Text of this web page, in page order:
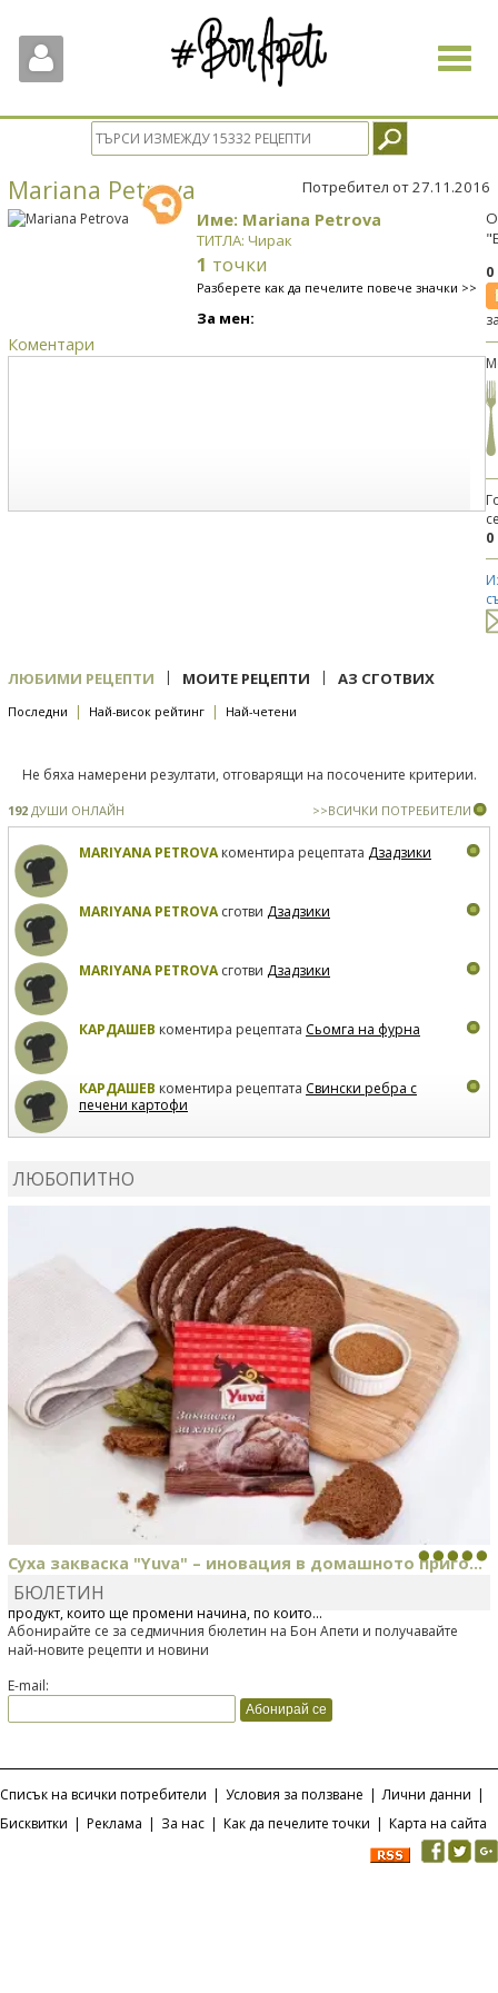
Toggle
Mariana Petrova Потребител от 27.11.2016
Име: Mariana Petrova
ТИТЛА: Чирак
1 точки
Разберете как да печелите повече значки >>
За мен:
Коментари
0
ЛЮБИМИ РЕЦЕПТИ | МОИТЕ РЕЦЕПТИ | АЗ СГОТВИХ
Последни | Най-висок рейтинг | Най-четени
Не бяха намерени резултати, отговарящи на посочените критерии.
192 ДУШИ ОНЛАЙН >>ВСИЧКИ ПОТРЕБИТЕЛИ
MARIYANA PETROVAкоментира рецептата Дзадзики
MARIYANA PETROVAсготви Дзадзики
MARIYANA PETROVAсготви Дзадзики
КАРДАШЕВ коментира рецептата Сьомга на фурна
КАРДАШЕВ коментира рецептата Свински ребра с
печени картофи
ЛЮБОПИТНО
Суха закваска "Yuva" – иновация в домашното приго...
Отскоро Лесафр България стартира предлагането на изцяло нов
продукт, който ще промени начина, по който...
БЮЛЕТИН
Абонирайте се за седмичния бюлетин на Бон Апети и получавайте
най-новите рецепти и новини
E-mail:
Списък на всички потребители | Условия за ползване | Лични данни |
Бисквитки | Реклама | За нас | Как да печелите точки | Карта на сайта